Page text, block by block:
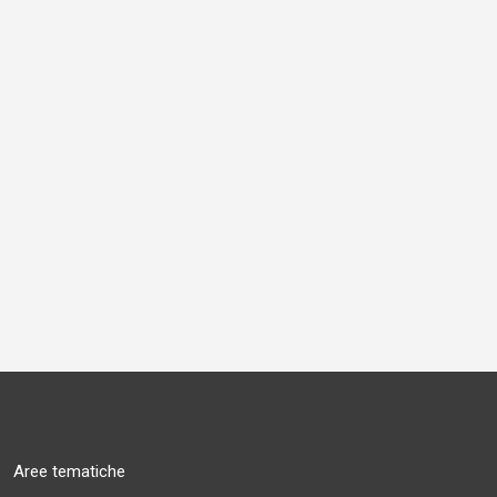
Aree tematiche